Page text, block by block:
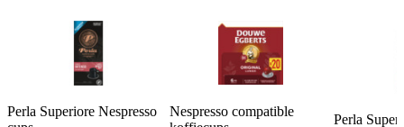
Perla Superiore Nespresso
Nespresso compatible
Perla